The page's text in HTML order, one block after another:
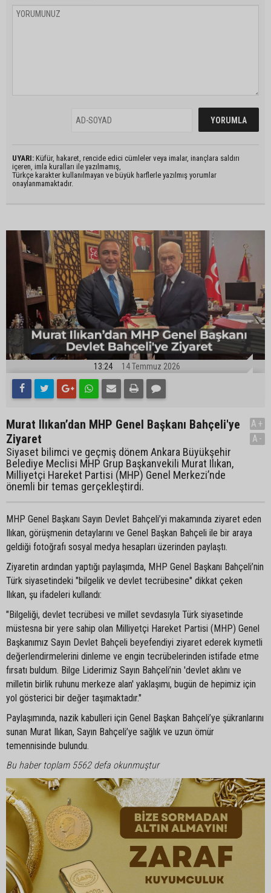
UYARI: Küfür, hakaret, rencide edici cümleler veya imalar, inançlara saldırı
içeren, imla kuralları ile yazılmamış,
Türkçe karakter kullanılmayan ve büyük harflerle yazılmış yorumlar
onaylanmamaktadır.
13:24 14 Temmuz 2026
Murat Ilıkan’dan MHP Genel Başkanı Bahçeli'ye
Ziyaret
Siyaset bilimci ve geçmiş dönem Ankara Büyükşehir
Belediye Meclisi MHP Grup Başkanvekili Murat Ilıkan,
Milliyetçi Hareket Partisi (MHP) Genel Merkezi’nde
önemli bir temas gerçekleştirdi.
A+
A-
MHP Genel Başkanı Sayın Devlet Bahçeli’yi makamında ziyaret eden
Ilıkan, görüşmenin detaylarını ve Genel Başkan Bahçeli ile bir araya
geldiği fotoğrafı sosyal medya hesapları üzerinden paylaştı.
Ziyaretin ardından yaptığı paylaşımda, MHP Genel Başkanı Bahçeli’nin
Türk siyasetindeki "bilgelik ve devlet tecrübesine" dikkat çeken
Ilıkan, şu ifadeleri kullandı:
"Bilgeliği, devlet tecrübesi ve millet sevdasıyla Türk siyasetinde
müstesna bir yere sahip olan Milliyetçi Hareket Partisi (MHP) Genel
Başkanımız Sayın Devlet Bahçeli beyefendiyi ziyaret ederek kıymetli
değerlendirmelerini dinleme ve engin tecrübelerinden istifade etme
fırsatı buldum. Bilge Liderimiz Sayın Bahçeli’nin 'devlet aklını ve
milletin birlik ruhunu merkeze alan' yaklaşımı, bugün de hepimiz için
yol gösterici bir değer taşımaktadır."
Paylaşımında, nazik kabulleri için Genel Başkan Bahçeli’ye şükranlarını
sunan Murat Ilıkan, Sayın Bahçeli’ye sağlık ve uzun ömür
temennisinde bulundu.
Bu haber toplam 5562 defa okunmuştur